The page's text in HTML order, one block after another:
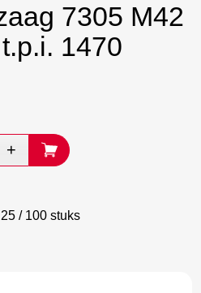
7305 M42
1470
/ 100 stuks